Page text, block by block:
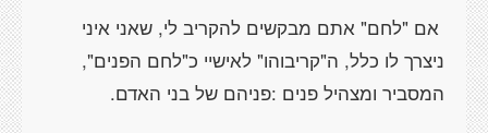
אם "לחם" אתם מבקשים להקריב לי, שאני איני
ניצרך לו כלל, ה"קריבוהו" לאישיי כ"לחם הפנים",
המסביר ומצהיל פנים :פניהם של בני האדם.